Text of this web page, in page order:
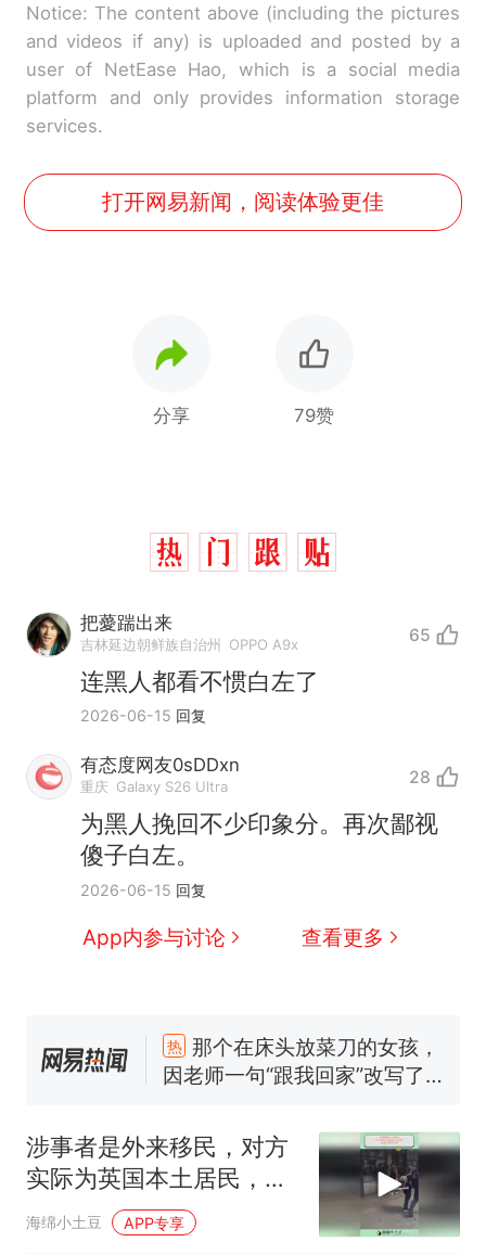
Notice: The content above (including the pictures
and videos if any) is uploaded and posted by a
user of NetEase Hao, which is a social media
platform and only provides information storage
services.
打开网易新闻，阅读体验更佳
分享 79赞
把薆踹出来
吉林延边朝鲜族自治州 OPPO A9x 65
连黑人都看不惯白左了
2026-06-15 回复
有态度网友0sDDxn
重庆 Galaxy S26 Ultra 28
为黑人挽回不少印象分。再次鄙视
傻子白左。
2026-06-15 回复
App内参与讨论 查看更多
热
那个在床头放菜刀的女孩，
因老师一句“跟我回家”改写了
号，仅凭视频评出？中国烹饪
协会回应
美国渔民钓获鲨鱼徒手将其拽
回大海 目击者直呼震惊 （视频
来源：参考消息）
笔试第一被第二名传话劝弃考
涉事者是外来移民，对方
实际为英国本土居民，看
看外面的世界
海绵小土豆 APP专享